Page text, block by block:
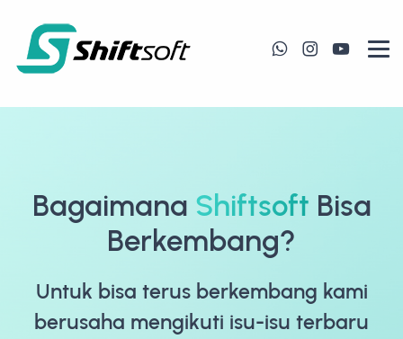
Bagaimana Shiftsoft Bisa
Berkembang?
Untuk bisa terus berkembang kami
berusaha mengikuti isu-isu terbaru